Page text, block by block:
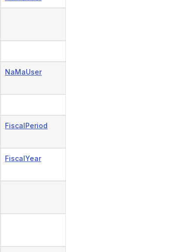
NaMaUser
FiscalPeriod
FiscalYear